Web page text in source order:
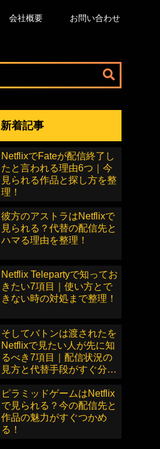
会社概要 お問い合わせ
新着記事
NetflixでFateが配信終了し
たと言われる理由6つ｜今
見られる作品と探し方を整
理！
彼方のアストラはNetflixで
見られる？代替の配信先と
ハマる理由を整理！
Netflix Telepartyで知ってお
きたい7項目｜使い方とで
きない時の対処まで整理！
そしてバトンは渡されたを
Netflixで見たい人が先に知
るべき7項目｜配信状況の
見方と代替手段がすぐ分か
ピラミッドゲームはNetflix
で見られる？今の配信先と
作品の魅力がすぐつかめ
る！